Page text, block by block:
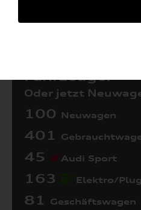
Fahrzeuge:
Oder jetzt
100 Neuwagen
401
45 Audi Sport
163 Elektro/
81 Geschäftswagen